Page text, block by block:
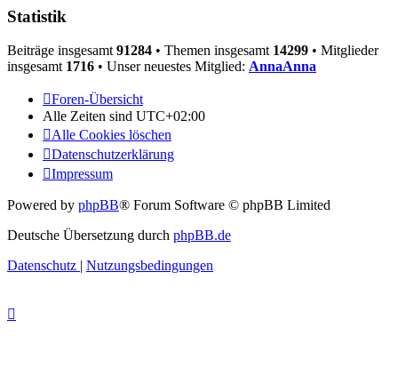
Statistik
Beiträge insgesamt 91284 • Themen insgesamt 14299 • Mitglieder
insgesamt 1716 • Unser neuestes Mitglied: AnnaAnna
Foren-Übersicht
Alle Zeiten sind UTC+02:00
Alle Cookies löschen
Datenschutzerklärung
Impressum
Powered by phpBB® Forum Software © phpBB Limited
Deutsche Übersetzung durch phpBB.de
Datenschutz | Nutzungsbedingungen